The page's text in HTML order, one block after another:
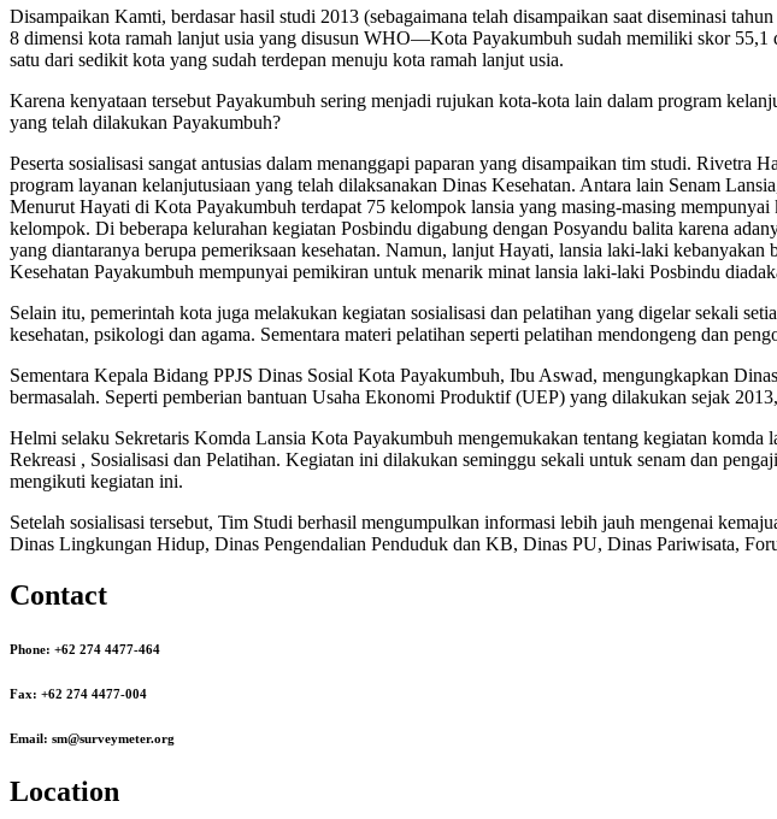
Disampaikan Kamti, berdasar hasil studi 2013 (sebagaimana telah disampaikan saat diseminasi
8 dimensi kota ramah lanjut usia yang disusun WHO—Kota Payakumbuh sudah memiliki skor
satu dari sedikit kota yang sudah terdepan menuju kota ramah lanjut usia.
Karena kenyataan tersebut Payakumbuh sering menjadi rujukan kota-kota lain dalam program
yang telah dilakukan Payakumbuh?
Peserta sosialisasi sangat antusias dalam menanggapi paparan yang disampaikan tim studi.
program layanan kelanjutusiaan yang telah dilaksanakan Dinas Kesehatan. Antara lain Senam
Menurut Hayati di Kota Payakumbuh terdapat 75 kelompok lansia yang masing-masing
kelompok. Di beberapa kelurahan kegiatan Posbindu digabung dengan Posyandu balita karena
yang diantaranya berupa pemeriksaan kesehatan. Namun, lanjut Hayati, lansia laki-laki
Kesehatan Payakumbuh mempunyai pemikiran untuk menarik minat lansia laki-laki Posbindu
Selain itu, pemerintah kota juga melakukan kegiatan sosialisasi dan pelatihan yang digelar sekali
kesehatan, psikologi dan agama. Sementara materi pelatihan seperti pelatihan mendongeng dan
Sementara Kepala Bidang PPJS Dinas Sosial Kota Payakumbuh, Ibu Aswad, mengungkapkan
bermasalah. Seperti pemberian bantuan Usaha Ekonomi Produktif (UEP) yang dilakukan sejak
Helmi selaku Sekretaris Komda Lansia Kota Payakumbuh mengemukakan tentang kegiatan
Rekreasi , Sosialisasi dan Pelatihan. Kegiatan ini dilakukan seminggu sekali untuk senam dan
mengikuti kegiatan ini.
Setelah sosialisasi tersebut, Tim Studi berhasil mengumpulkan informasi lebih jauh mengenai
Dinas Lingkungan Hidup, Dinas Pengendalian Penduduk dan KB, Dinas PU, Dinas Pariwisata,
Contact
Phone: +62 274 4477-464
Fax: +62 274 4477-004
Email: sm@surveymeter.org
Location